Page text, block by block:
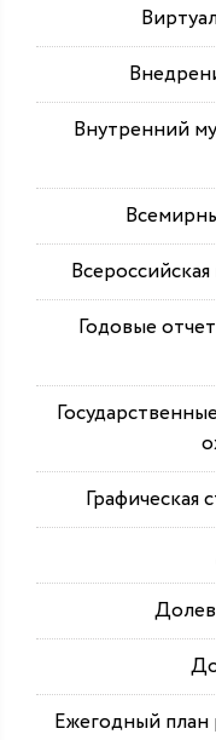
Внутренний
Годовые
Графическая
Ежегодный